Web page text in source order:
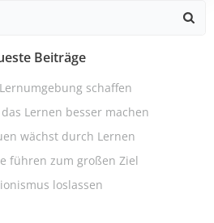
Beiträge
schaffen
Lernen besser machen
wächst durch Lernen
führen zum großen Ziel
loslassen